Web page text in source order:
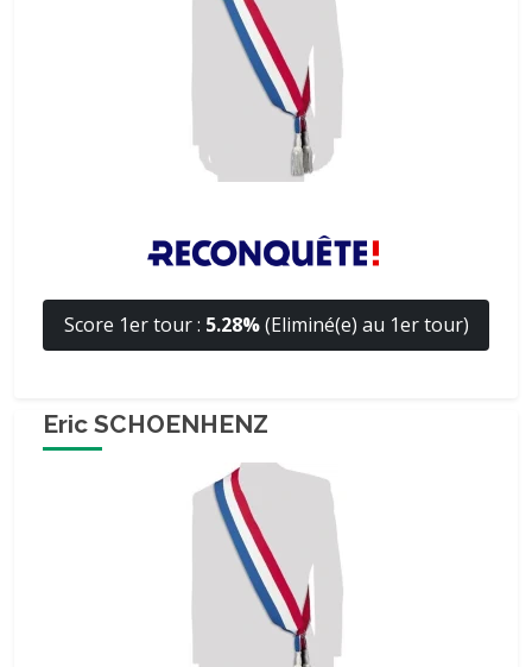
Score 1er tour : 5.28%(Eliminé(e) au 1er tour)
Eric SCHOENHENZ